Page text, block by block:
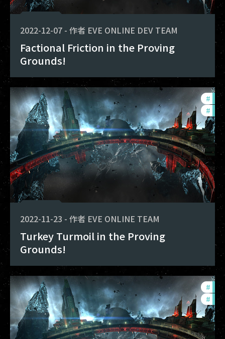
2022-12-07 - 作者 EVE ONLINE DEV TEAM
Factional Friction in the Proving
Grounds!
# pvp
#
2022-11-23 - 作者 EVE ONLINE TEAM
Turkey Turmoil in the Proving
Grounds!
# pvp
#